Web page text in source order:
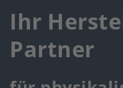
Ihr
Partner